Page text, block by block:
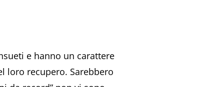
e hanno un carattere
loro recupero. Sarebbero